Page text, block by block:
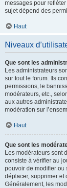
messages pour
sujet dépend des
Haut
Niveaux
Que sont les
Les administrateurs
sur tout le forum. Ils
permissions, le
modérateurs, etc.,
aux autres
modération sur
Haut
Que sont les
Les modérateurs sont
consiste à vérifier au
pouvoir de modifier ou
déplacer, supprimer et
Généralement, les